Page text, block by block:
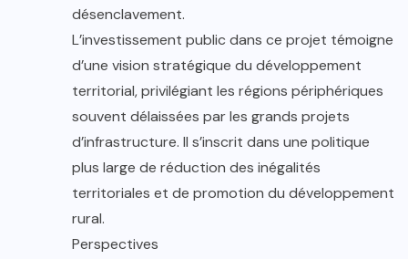
désenclavement.
L’investissement public dans ce projet témoigne
d’une vision stratégique du développement
territorial, privilégiant les régions périphériques
souvent délaissées par les grands projets
d’infrastructure. Il s’inscrit dans une politique
plus large de réduction des inégalités
territoriales et de promotion du développement
rural.
Perspectives